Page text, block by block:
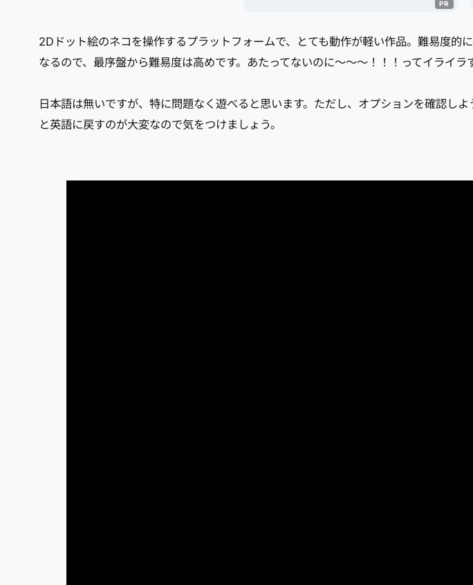
2Dドット絵のネコを操作するプラットフォームで、とても動作が軽い作品。難易度
なるので、最序盤から難易度は高めです。あたってないのに～～～！！！ってイライラ
日本語は無いですが、特に問題なく遊べると思います。ただし、オプションを確認し
と英語に戻すのが大変なので気をつけましょう。